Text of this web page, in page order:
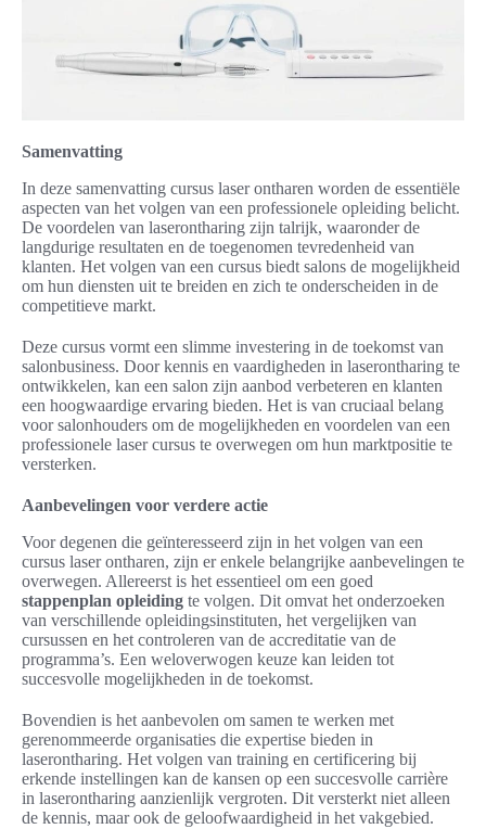
Samenvatting
In deze samenvatting cursus laser ontharen worden de essentiële
aspecten van het volgen van een professionele opleiding belicht.
De voordelen van laserontharing zijn talrijk, waaronder de
langdurige resultaten en de toegenomen tevredenheid van
klanten. Het volgen van een cursus biedt salons de mogelijkheid
om hun diensten uit te breiden en zich te onderscheiden in de
competitieve markt.
Deze cursus vormt een slimme investering in de toekomst van
salonbusiness. Door kennis en vaardigheden in laserontharing te
ontwikkelen, kan een salon zijn aanbod verbeteren en klanten
een hoogwaardige ervaring bieden. Het is van cruciaal belang
voor salonhouders om de mogelijkheden en voordelen van een
professionele laser cursus te overwegen om hun marktpositie te
versterken.
Aanbevelingen voor verdere actie
Voor degenen die geïnteresseerd zijn in het volgen van een
cursus laser ontharen, zijn er enkele belangrijke aanbevelingen te
overwegen. Allereerst is het essentieel om een goed
stappenplan opleiding te volgen. Dit omvat het onderzoeken
van verschillende opleidingsinstituten, het vergelijken van
cursussen en het controleren van de accreditatie van de
programma’s. Een weloverwogen keuze kan leiden tot
succesvolle mogelijkheden in de toekomst.
Bovendien is het aanbevolen om samen te werken met
gerenommeerde organisaties die expertise bieden in
laserontharing. Het volgen van training en certificering bij
erkende instellingen kan de kansen op een succesvolle carrière
in laserontharing aanzienlijk vergroten. Dit versterkt niet alleen
de kennis, maar ook de geloofwaardigheid in het vakgebied.